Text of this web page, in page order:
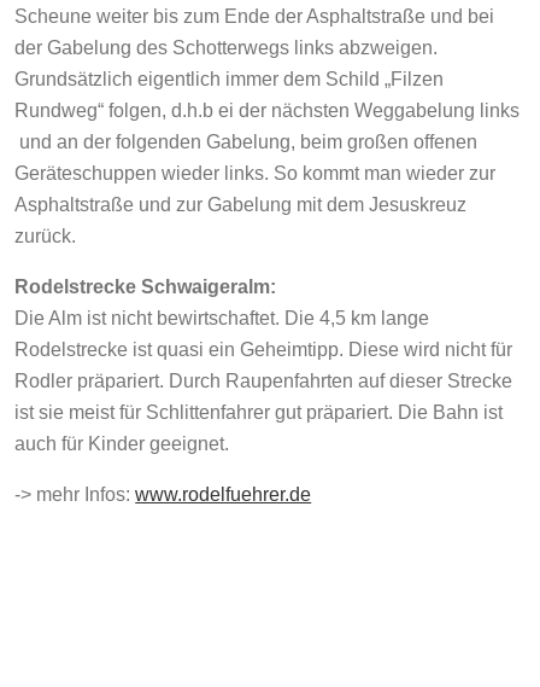
Scheune weiter bis zum Ende der Asphaltstraße und bei
der Gabelung des Schotterwegs links abzweigen.
Grundsätzlich eigentlich immer dem Schild „Filzen
Rundweg“ folgen, d.h.b ei der nächsten Weggabelung links
und an der folgenden Gabelung, beim großen offenen
Geräteschuppen wieder links. So kommt man wieder zur
Asphaltstraße und zur Gabelung mit dem Jesuskreuz
zurück.
Rodelstrecke Schwaigeralm:
Die Alm ist nicht bewirtschaftet. Die 4,5 km lange
Rodelstrecke ist quasi ein Geheimtipp. Diese wird nicht für
Rodler präpariert. Durch Raupenfahrten auf dieser Strecke
ist sie meist für Schlittenfahrer gut präpariert. Die Bahn ist
auch für Kinder geeignet.
-> mehr Infos:www.rodelfuehrer.de